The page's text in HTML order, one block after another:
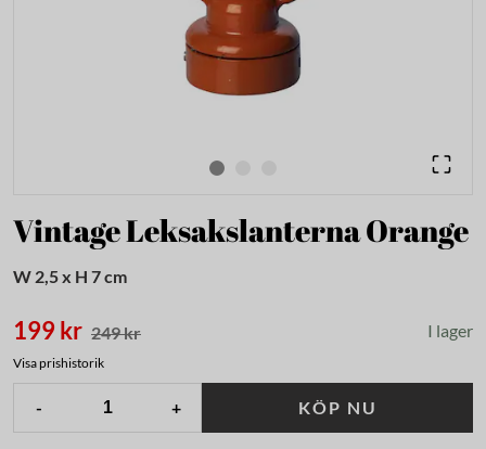
Vintage Leksakslanterna Orange
W 2,5 x H 7 cm
199 kr 249 kr I lager
Visa prishistorik
- + KÖP NU